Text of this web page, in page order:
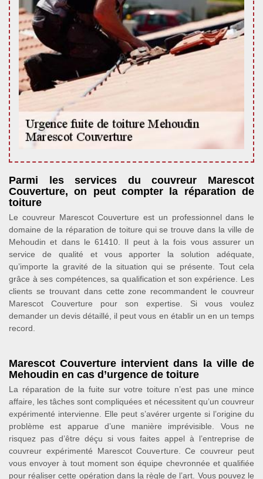
Parmi les services du couvreur Marescot
Couverture, on peut compter la réparation de
toiture
Le couvreur Marescot Couverture est un professionnel dans le
domaine de la réparation de toiture qui se trouve dans la ville de
Mehoudin et dans le 61410. Il peut à la fois vous assurer un
service de qualité et vous apporter la solution adéquate,
qu’importe la gravité de la situation qui se présente. Tout cela
grâce à ses compétences, sa qualification et son expérience. Les
clients se trouvant dans cette zone recommandent le couvreur
Marescot Couverture pour son expertise. Si vous voulez
demander un devis détaillé, il peut vous en établir un en un temps
record.
Marescot Couverture intervient dans la ville de
Mehoudin en cas d’urgence de toiture
La réparation de la fuite sur votre toiture n’est pas une mince
affaire, les tâches sont compliquées et nécessitent qu’un couvreur
expérimenté intervienne. Elle peut s’avérer urgente si l’origine du
problème est apparue d’une manière imprévisible. Vous ne
risquez pas d’être déçu si vous faites appel à l’entreprise de
couvreur expérimenté Marescot Couverture. Ce couvreur peut
vous envoyer à tout moment son équipe chevronnée et qualifiée
pour réaliser cette opération dans la règle de l’art. Vous pouvez le